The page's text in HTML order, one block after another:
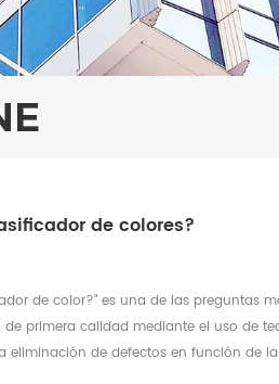
de colores?
de color?" es una de las preguntas
primera calidad mediante el uso de
eliminación de defectos en función de